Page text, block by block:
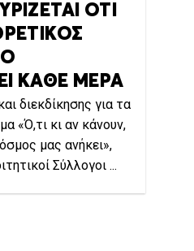
ΟΤΙ
ΚΑΘΕ ΜΕΡΑ
διεκδίκησης για τα
«Ό,τι κι αν κάνουν,
μας ανήκει»,
Σύλλογοι ...